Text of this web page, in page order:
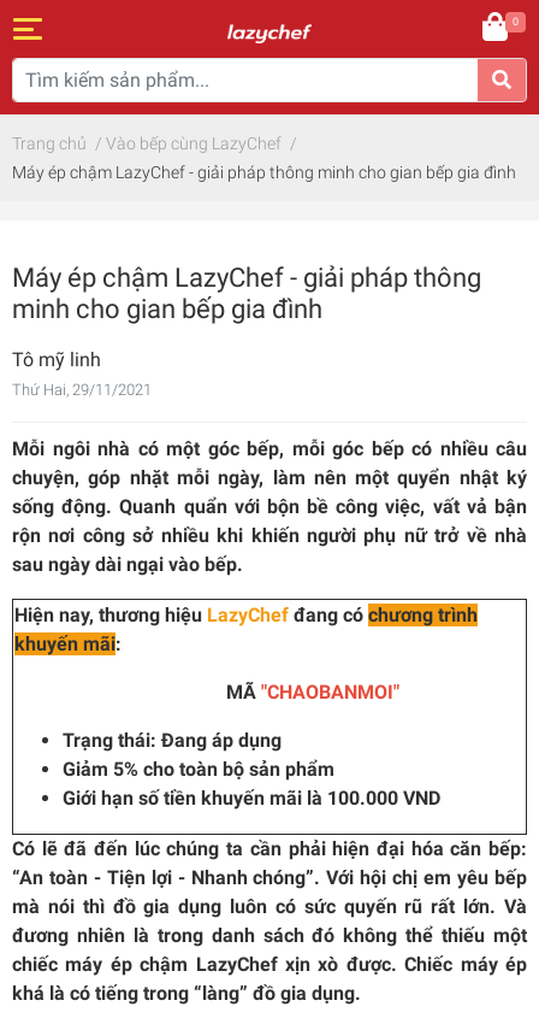
0
Trang chủ / Vào bếp cùng LazyChef /
Máy ép chậm LazyChef - giải pháp thông minh cho gian bếp gia đình
Máy ép chậm LazyChef - giải pháp thông
minh cho gian bếp gia đình
Tô mỹ linh
Thứ Hai, 29/11/2021
Mỗi ngôi nhà có một góc bếp, mỗi góc bếp có nhiều câu
chuyện, góp nhặt mỗi ngày, làm nên một quyển nhật ký
sống động. Quanh quẩn với bộn bề công việc, vất vả bận
rộn nơi công sở nhiều khi khiến người phụ nữ trở về nhà
sau ngày dài ngại vào bếp.
Hiện nay, thương hiệu LazyChef đang có chương trình
khuyến mãi:
MÃ "CHAOBANMOI"
Trạng thái: Đang áp dụng
Giảm 5% cho toàn bộ sản phẩm
Giới hạn số tiền khuyến mãi là 100.000 VND
Có lẽ đã đến lúc chúng ta cần phải hiện đại hóa căn bếp:
“An toàn - Tiện lợi - Nhanh chóng”. Với hội chị em yêu bếp
mà nói thì đồ gia dụng luôn có sức quyến rũ rất lớn. Và
đương nhiên là trong danh sách đó không thể thiếu một
chiếc máy ép chậm LazyChef xịn xò được. Chiếc máy ép
khá là có tiếng trong “làng” đồ gia dụng.